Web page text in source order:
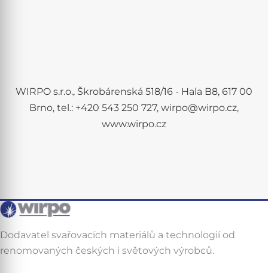
WIRPO s.r.o., Škrobárenská 518/16 - Hala B8, 617 00
Brno, tel.: +420 543 250 727, wirpo@wirpo.cz,
www.wirpo.cz
Dodavatel svařovacích materiálů a technologií od
renomovaných českých i světových výrobců.